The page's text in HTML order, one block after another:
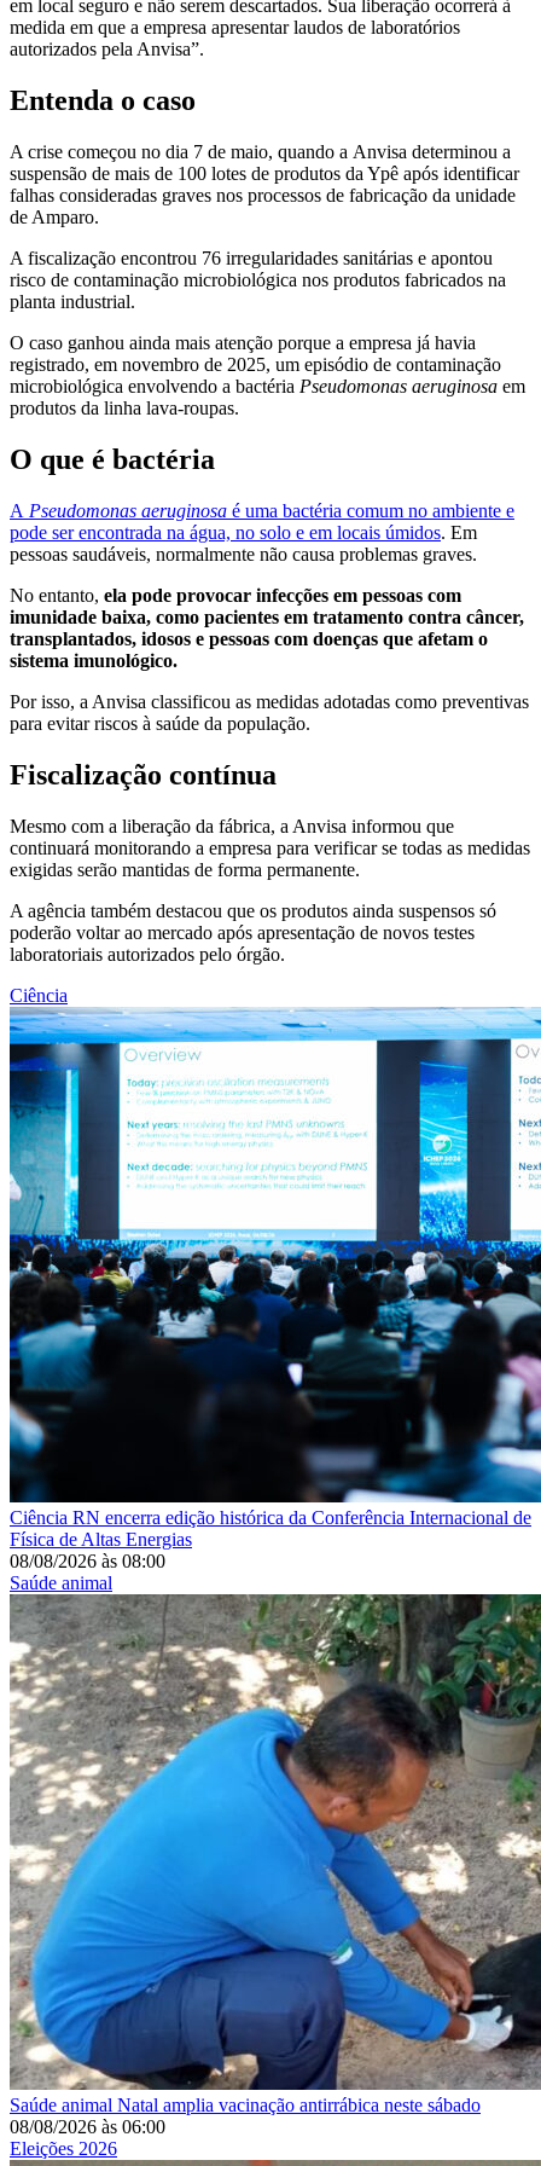
em local seguro e não serem descartados. Sua liberação ocorrerá à
medida em que a empresa apresentar laudos de laboratórios
autorizados pela Anvisa”.
Entenda o caso
A crise começou no dia 7 de maio, quando a Anvisa determinou a
suspensão de mais de 100 lotes de produtos da Ypê após identificar
falhas consideradas graves nos processos de fabricação da unidade
de Amparo.
A fiscalização encontrou 76 irregularidades sanitárias e apontou
risco de contaminação microbiológica nos produtos fabricados na
planta industrial.
O caso ganhou ainda mais atenção porque a empresa já havia
registrado, em novembro de 2025, um episódio de contaminação
microbiológica envolvendo a bactéria Pseudomonas aeruginosa em
produtos da linha lava-roupas.
O que é bactéria
A Pseudomonas aeruginosa é uma bactéria comum no ambiente e
pode ser encontrada na água, no solo e em locais úmidos. Em
pessoas saudáveis, normalmente não causa problemas graves.
No entanto, ela pode provocar infecções em pessoas com
imunidade baixa, como pacientes em tratamento contra câncer,
transplantados, idosos e pessoas com doenças que afetam o
sistema imunológico.
Por isso, a Anvisa classificou as medidas adotadas como preventivas
para evitar riscos à saúde da população.
Fiscalização contínua
Mesmo com a liberação da fábrica, a Anvisa informou que
continuará monitorando a empresa para verificar se todas as medidas
exigidas serão mantidas de forma permanente.
A agência também destacou que os produtos ainda suspensos só
poderão voltar ao mercado após apresentação de novos testes
laboratoriais autorizados pelo órgão.
Ciência
Ciência RN encerra edição histórica da Conferência Internacional de
Física de Altas Energias
08/08/2026 às 08:00
Saúde animal
Saúde animal Natal amplia vacinação antirrábica neste sábado
08/08/2026 às 06:00
Eleições 2026